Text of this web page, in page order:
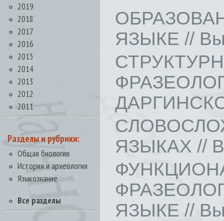
2019
2018
2017
2016
2015
2014
2013
2012
2011
Разделы и рубрики:
Общая биология
История и археология
Языкознание
Все разделы
ЯЗЫКЕ //
ЯЗЫКАХ //
ЯЗЫКЕ //